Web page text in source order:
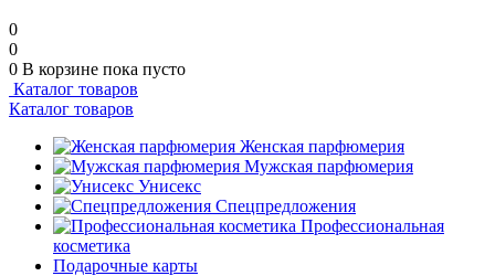
0
0
0 В корзине пока пусто
Каталог товаров
Каталог товаров
Женская парфюмерия
Мужская парфюмерия
Унисекс
Спецпредложения
Профессиональная
косметика
Подарочные карты